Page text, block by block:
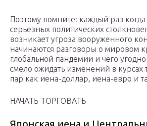
Поэтому помните: каждый раз
серьезных политических
возникает угроза вооруженного
начинаются разговоры о мировом
глобальной пандемии и чего
смело ожидать изменений в курсах
пар как иена-доллар, иена-евро и
НАЧАТЬ ТОРГОВАТЬ